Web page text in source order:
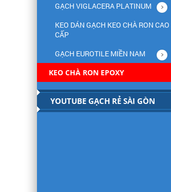
GẠCH VIGLACERA PLATINUM
KEO DÁN GẠCH KEO CHÀ RON CAO
CẤP
GẠCH EUROTILE MIỀN NAM
KEO CHÀ RON EPOXY
YOUTUBE GẠCH RẺ SÀI GÒN